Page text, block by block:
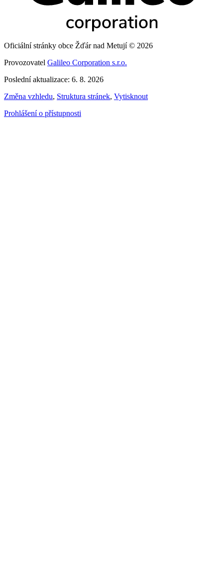
Oficiální stránky obce Žďár nad Metují © 2026
Provozovatel Galileo Corporation s.r.o.
Poslední aktualizace: 6. 8. 2026
Změna vzhledu, Struktura stránek, Vytisknout
Prohlášení o přístupnosti